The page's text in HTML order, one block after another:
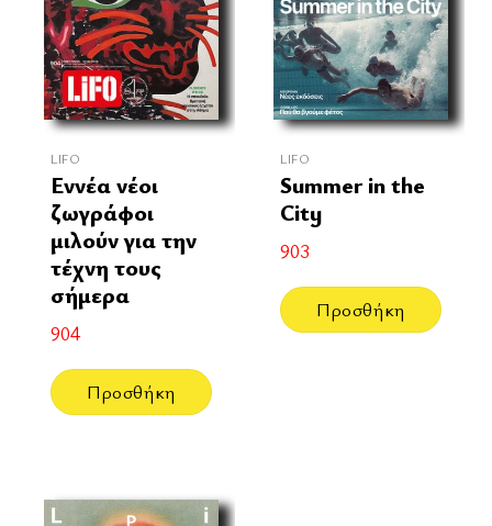
LIFO
Εννέα νέοι
ζωγράφοι
μιλούν για την
τέχνη τους
σήμερα
904
Προσθήκη
LIFO
Summer in the
City
903
Προσθήκη